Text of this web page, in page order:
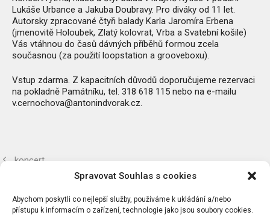
Spravovat Souhlas s cookies
Abychom poskytli co nejlepší služby, používáme k ukládání a/nebo
přístupu k informacím o zařízení, technologie jako jsou soubory cookies.
Lukáše Urbance a Jakuba Doubravy. Pro diváky od 11 let.
Autorsky zpracované čtyři balady Karla Jaromíra Erbena
(jmenovitě Holoubek, Zlatý kolovrat, Vrba a Svatební košile)
Vás vtáhnou do časů dávných příběhů formou zcela
současnou (za použití loopstation a grooveboxu).
Vstup zdarma. Z kapacitních důvodů doporučujeme rezervaci
na pokladně Památníku, tel. 318 618 115 nebo na e-mailu
v.cernochova@antonindvorak.cz.
koncert